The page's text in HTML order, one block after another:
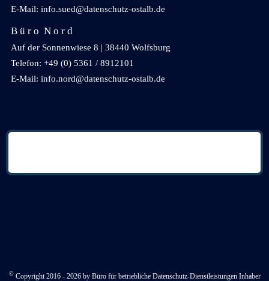
E-Mail: info.sued@datenschutz-ostalb.de
B ü r o N o r d
Auf der Sonnenwiese 8 | 38440 Wolfsburg
Telefon: +49 (0) 5361 / 8912101
E-Mail: info.nord@datenschutz-ostalb.de
©Copyright 2016 - 2026 by Büro für betriebliche Datenschutz-Dienstleistungen Inhaber